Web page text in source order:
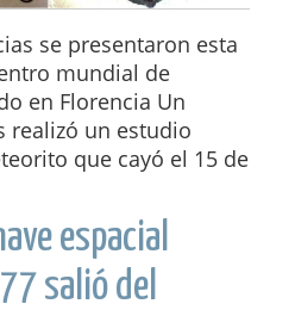
se presentaron esta
mundial de
en Florencia Un
realizó un estudio
que cayó el 15 de
espacial
salió del